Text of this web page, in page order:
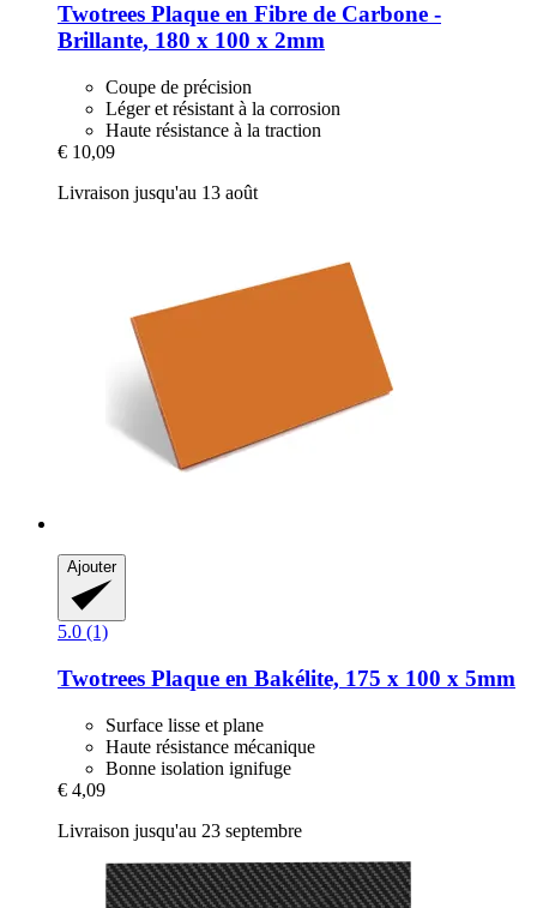
Twotrees Plaque en Fibre de Carbone -​
Brillante, 180 x 100 x 2mm
Coupe de précision
Léger et résistant à la corrosion
Haute résistance à la traction
€ 10,09
Livraison jusqu'au 13 août
Ajouter
5.0 (1)
Twotrees Plaque en Bakélite, 175 x 100 x 5mm
Surface lisse et plane
Haute résistance mécanique
Bonne isolation ignifuge
€ 4,09
Livraison jusqu'au 23 septembre